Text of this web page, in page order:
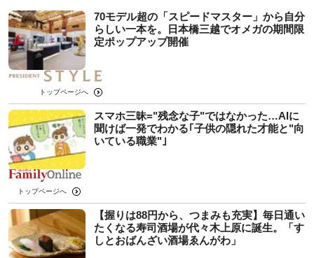
70モデル超の「スピードマスター」から自分
らしい一本を。日本橋三越でオメガの期間限
定ポップアップ開催
トップページへ
スマホ三昧="残念な子"ではなかった…AIに
聞けば一発でわかる｢子供の隠れた才能と"向
いている職業"｣
トップページへ
【握りは88円から、つまみも充実】毎日通い
たくなる寿司酒場が代々木上原に誕生。「す
しとおばんざい酒場ゑんがわ」